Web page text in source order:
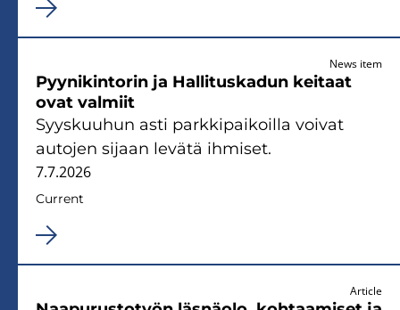
News item
Pyynikintorin ja Hallituskadun keitaat
ovat valmiit
Syyskuuhun asti parkkipaikoilla voivat
autojen sijaan levätä ihmiset.
7.7.2026
Current
Article